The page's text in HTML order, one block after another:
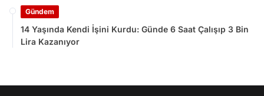
Gündem
14 Yaşında Kendi İşini Kurdu: Günde 6 Saat Çalışıp 3 Bin
Lira Kazanıyor